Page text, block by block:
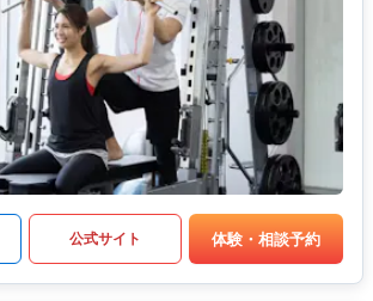
公式サイト 体験・相談予約